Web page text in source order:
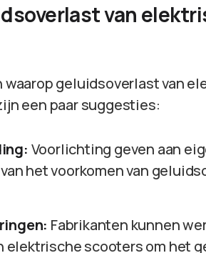
van
waarop geluidsoverlast van
een paar suggesties:
Voorlichting geven aan
het voorkomen van
Fabrikanten kunnen
elektrische scooters om het